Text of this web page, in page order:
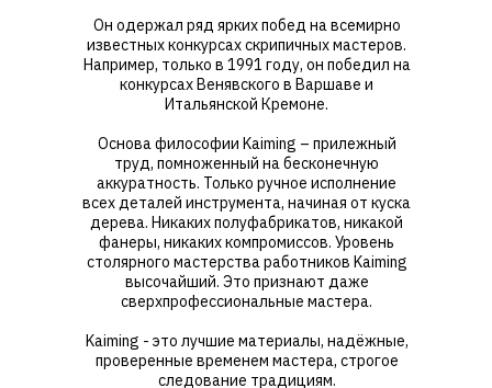
Он одержал ряд ярких побед на всемирно
известных конкурсах скрипичных мастеров.
Например, только в 1991 году, он победил на
конкурсах Венявского в Варшаве и
Итальянской Кремоне.
Основа философии Kaiming – прилежный
труд, помноженный на бесконечную
аккуратность. Только ручное исполнение
всех деталей инструмента, начиная от куска
дерева. Никаких полуфабрикатов, никакой
фанеры, никаких компромиссов. Уровень
столярного мастерства работников Kaiming
высочайший. Это признают даже
сверхпрофессиональные мастера.
Kaiming - это лучшие материалы, надёжные,
проверенные временем мастера, строгое
следование традициям.